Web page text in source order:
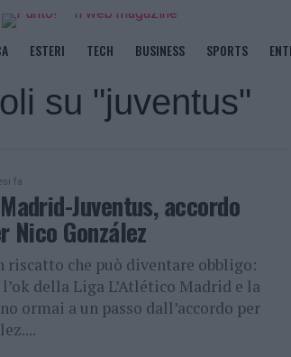
ESTERI TECH BUSINESS SPORTS
su "juventus"
fa
Juventus, accordo
Nico González
riscatto che può diventare obbligo:
della Liga L’Atlético Madrid e la
ormai a un passo dall’accordo per